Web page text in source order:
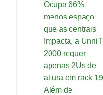
Ocupa 66%
menos espaço
que as centrais
Impacta, a UnniTI
2000 requer
apenas 2Us de
altura em rack
Além de